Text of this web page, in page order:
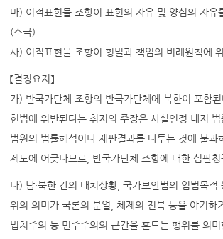
바) 이적표현물 조항이 표현의 자유 및 양심의 자유
(소극)
사) 이적표현물 조항이 형벌과 책임의 비례원칙에
【결정요지】
가) 반국가단체 조항의 반국가단체에 북한이 포함된
헌법에 위반된다는 취지의 주장은 사실인정 내지 법
법원의 법률해석이나 재판결과를 다투는 것에 불과
제도에 어긋나므로, 반국가단체 조항에 대한 심판청
나) 남·북한 간의 대치상황, 국가보안법의 입법목적
위의 의미가 국론의 분열, 체제의 전복 등을 야기하
법치주의 등 민주주의의 근간을 흔드는 행위를 의